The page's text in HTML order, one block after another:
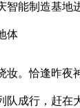
智能制造基地
体
。恰逢昨夜
队成行，赶在